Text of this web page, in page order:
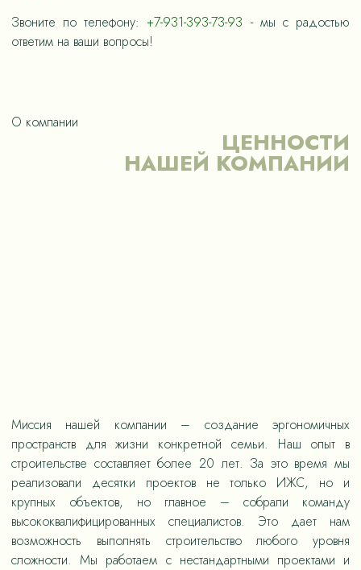
Звоните по телефону:+7-931-393-73-93 - мы с радостью
ответим на ваши вопросы!
О компании
ЦЕННОСТИ
НАШЕЙ КОМПАНИИ
Миссия нашей компании – создание эргономичных
пространств для жизни конкретной семьи. Наш опыт в
строительстве составляет более 20 лет. За это время мы
реализовали десятки проектов не только ИЖС, но и
крупных объектов, но главное – собрали команду
высококвалифицированных специалистов. Это дает нам
возможность выполнять строительство любого уровня
сложности. Мы работаем с нестандартными проектами и